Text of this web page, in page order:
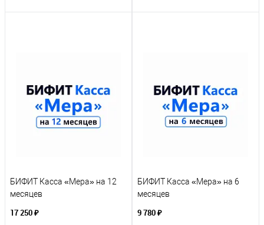
БИФИТ Касса «Мера» на 12
месяцев
17 250 ₽
БИФИТ Касса «Мера» на 6
месяцев
9 780 ₽